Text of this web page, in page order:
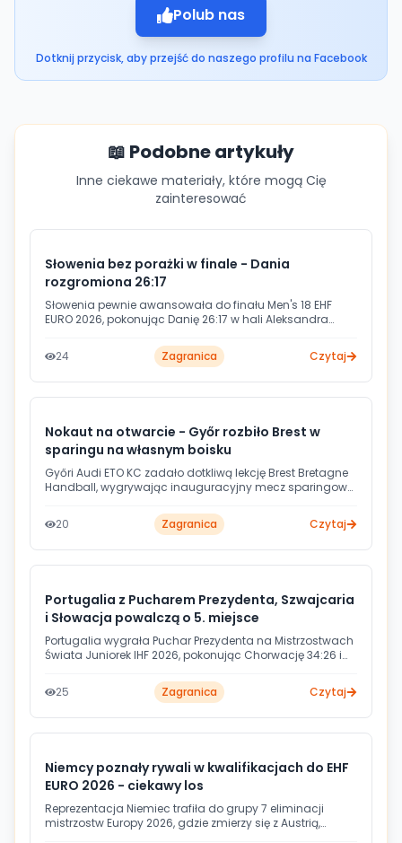
Polub nas
Dotknij przycisk, aby przejść do naszego profilu na Facebook
📖 Podobne artykuły
Inne ciekawe materiały, które mogą Cię
zainteresować
Słowenia bez porażki w finale - Dania
rozgromiona 26:17
Słowenia pewnie awansowała do finału Men's 18 EHF
EURO 2026, pokonując Danię 26:17 w hali Aleksandra
bilans w turnieju i w niedzielę zmierzą się z Niemcami o
tytuł mistrza Europy.
24 Zagranica Czytaj
Nokaut na otwarcie - Győr rozbiło Brest w
sparingu na własnym boisku
Győri Audi ETO KC zadało dotkliwą lekcję Brest Bretagne
Handball, wygrywając inauguracyjny mecz sparingowy
2000 kibiców. Jedną z bohaterek zwycięstwa była nowa
zawodniczka Győru - Francuzka Sarah Bouktit.
20 Zagranica Czytaj
Portugalia z Pucharem Prezydenta, Szwajcaria
i Słowacja powalczą o 5. miejsce
Portugalia wygrała Puchar Prezydenta na Mistrzostwach
Świata Juniorek IHF 2026, pokonując Chorwację 34:26 i
zmierzą się Szwajcaria ze Słowacją, które pokonały
odpowiednio Chiny i Węgry.
25 Zagranica Czytaj
Niemcy poznały rywali w kwalifikacjach do EHF
EURO 2026 - ciekawy los
Reprezentacja Niemiec trafiła do grupy 7 eliminacji
mistrzostw Europy 2026, gdzie zmierzy się z Austrią,